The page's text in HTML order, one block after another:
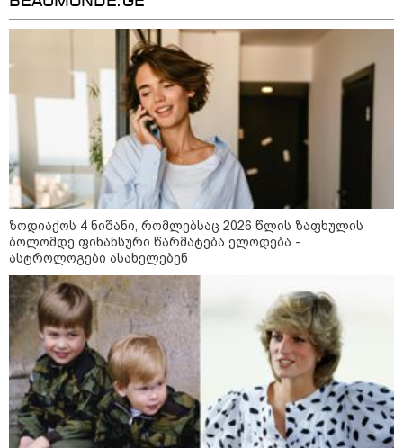
მოვლენების ქრონოლოგია, რომელიც
შესაძლოა, აღარ გვახსოვს
14:38 / 07-08-2026
სასკოლო ფორმების ჩინეთიდან
საქართველოში მოწოდება სამ
ეტაპად მოხდება - დეტალები
11:42 / 07-08-2026
რატომ ჩაბნელდა საქართველო
მესამედ და გველოდება თუ არა
ზამთარში მასშტაბური
ენერგოკრიზისი - "პრობლემის
მოგვარებას დაახლოებით ერთი
თვე დასჭირდება"
23:14 / 06-08-2026
სამოქალაქო საზოგადოების
წარმომადგენლები 2008 წლის
რუსეთ-საქართველოს აგვისტოს
ომის 18 წლისთავთან
დაკავშირებით ერთობლივ
განცხადებას ავრცელებენ
ზოდიაქოს 4 ნიშანი, რომლებსაც 2026 წლის ზაფხულის
ბოლომდე ფინანსური წარმატება ელოდება -
ასტროლოგები ასახელებენ